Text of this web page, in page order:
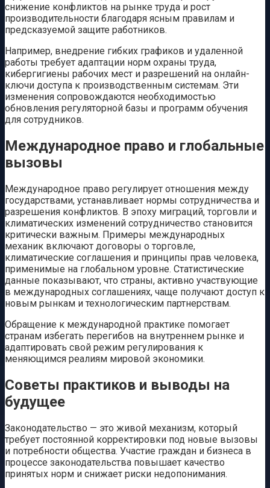
снижение конфликтов на рынке труда и рост
производительности благодаря ясным правилам и
предсказуемой защите работников.
Например, внедрение гибких графиков и удаленной
работы требует адаптации норм охраны труда,
кибергигиены рабочих мест и разрешений на онлайн-
ключи доступа к производственным системам. Эти
изменения сопровождаются необходимостью
обновления регуляторной базы и программ обучения
для сотрудников.
Международное право и глобальные
вызовы
Международное право регулирует отношения между
государствами, устанавливает нормы сотрудничества и
разрешения конфликтов. В эпоху миграций, торговли и
климатических изменений сотрудничество становится
критически важным. Примеры международных
механик включают договоры о торговле,
климатические соглашения и принципы прав человека,
применимые на глобальном уровне. Статистические
данные показывают, что страны, активно участвующие
в международных соглашениях, чаще получают доступ к
новым рынкам и технологическим партнерствам.
Обращение к международной практике помогает
странам избегать перегибов на внутреннем рынке и
адаптировать свой режим регулирования к
меняющимся реалиям мировой экономики.
Советы практиков и выводы на
будущее
Законодательство — это живой механизм, который
требует постоянной корректировки под новые вызовы
и потребности общества. Участие граждан и бизнеса в
процессе законодательства повышает качество
принятых норм и снижает риски недопонимания.